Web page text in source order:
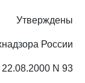
Утверждены
России
22.08.2000 N 93